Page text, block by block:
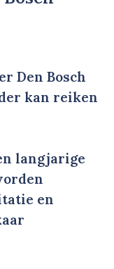
Den Bosch
kan reiken
langjarige
en